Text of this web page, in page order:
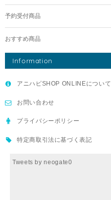
予約受付商品
おすすめ商品
Information
アニハピSHOP ONLINEについて
お問い合わせ
プライバシーポリシー
特定商取引法に基づく表記
Tweets by neogate0